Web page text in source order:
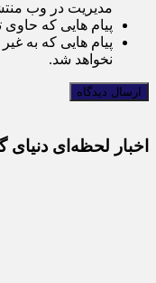
مدیریت در وب
پیام هایی که حاوی
پیام هایی که به
نخواهد شد.
اخبار لحظه‌ای